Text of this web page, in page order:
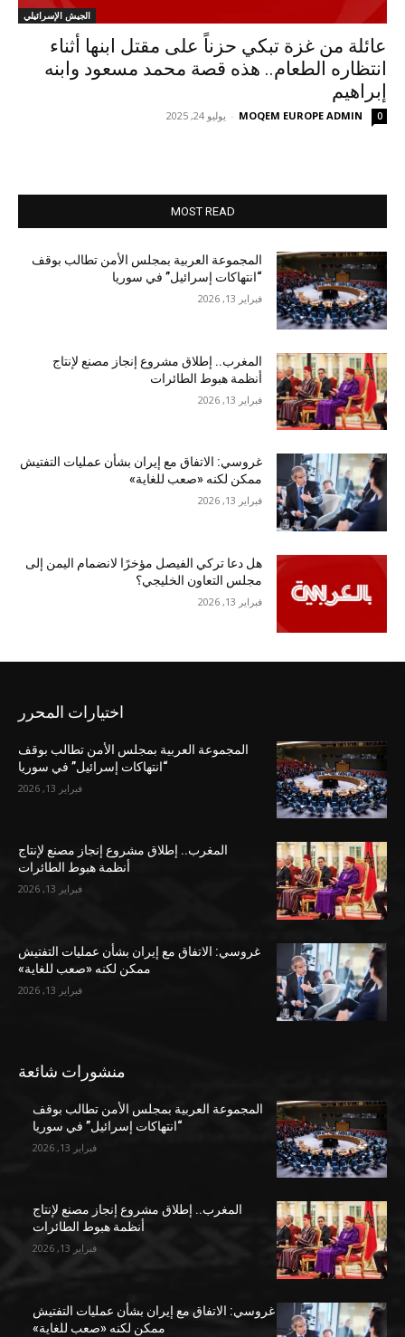
الجيش الإسرائيلي
عائلة من غزة تبكي حزناً على مقتل ابنها أثناء
انتظاره الطعام.. هذه قصة محمد مسعود وابنه
إبراهيم
MOQEM EUROPE ADMIN
- يوليو 24, 2025 0
MOST READ
المجموعة العربية بمجلس الأمن تطالب بوقف
“انتهاكات إسرائيل” في سوريا
فبراير 13, 2026
المغرب.. إطلاق مشروع إنجاز مصنع لإنتاج
أنظمة هبوط الطائرات
فبراير 13, 2026
غروسي: الاتفاق مع إيران بشأن عمليات التفتيش
ممكن لكنه «صعب للغاية»
فبراير 13, 2026
هل دعا تركي الفيصل مؤخرًا لانضمام اليمن إلى
مجلس التعاون الخليجي؟
فبراير 13, 2026
اختيارات المحرر
المجموعة العربية بمجلس الأمن تطالب بوقف
“انتهاكات إسرائيل” في سوريا
فبراير 13, 2026
المغرب.. إطلاق مشروع إنجاز مصنع لإنتاج
أنظمة هبوط الطائرات
فبراير 13, 2026
غروسي: الاتفاق مع إيران بشأن عمليات التفتيش
ممكن لكنه «صعب للغاية»
فبراير 13, 2026
منشورات شائعة
المجموعة العربية بمجلس الأمن تطالب بوقف
“انتهاكات إسرائيل” في سوريا
فبراير 13, 2026
المغرب.. إطلاق مشروع إنجاز مصنع لإنتاج
أنظمة هبوط الطائرات
فبراير 13, 2026
غروسي: الاتفاق مع إيران بشأن عمليات التفتيش
ممكن لكنه «صعب للغاية»